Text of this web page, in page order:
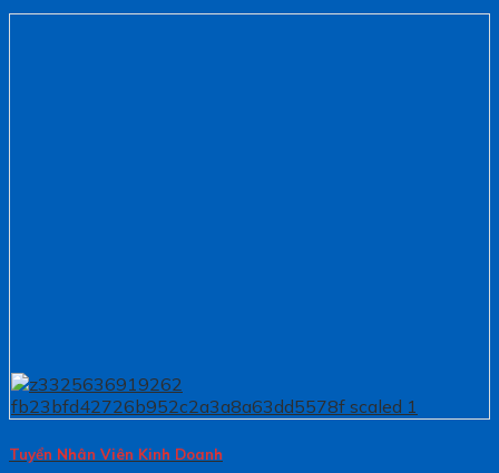
Tuyển Nhân Viên Kinh Doanh